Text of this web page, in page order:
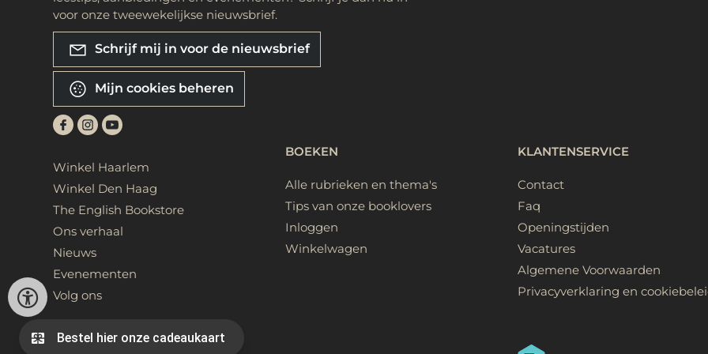
voor onze tweewekelijkse nieuwsbrief.
Schrijf mij in voor de nieuwsbrief
Mijn cookies beheren
Winkel Haarlem
Winkel Den Haag
The English Bookstore
Ons verhaal
Nieuws
Evenementen
Volg ons
BOEKEN
Alle rubrieken en thema's
Tips van onze booklovers
Inloggen
Winkelwagen
KLANTENSERVICE
Contact
Faq
Openingstijden
Vacatures
Algemene Voorwaarden
Privacyverklaring en